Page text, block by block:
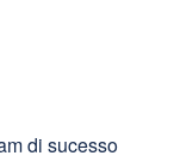
di sucesso